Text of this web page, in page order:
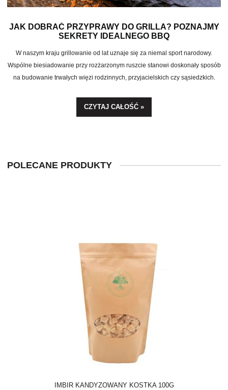
JAK DOBRAĆ PRZYPRAWY DO GRILLA? POZNAJMY
SEKRETY IDEALNEGO BBQ
W naszym kraju grillowanie od lat uznaje się za niemal sport narodowy.
Wspólne biesiadowanie przy rozżarzonym ruszcie stanowi doskonały sposób
na budowanie trwałych więzi rodzinnych, przyjacielskich czy sąsiedzkich.
wprowadza wszystkich gości w radosny nastrój. Właśnie w takich momentach
CZYTAJ CAŁOŚĆ »
POLECANE PRODUKTY
IMBIR KANDYZOWANY KOSTKA 100G